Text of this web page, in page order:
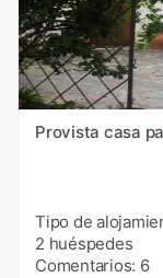
Provista casa
Tipo de
2 huéspedes
Comentarios: 6